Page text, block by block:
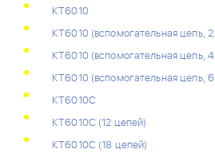
КТ6010
КТ6010 (вспомогательная цепь,
КТ6010 (вспомогательная цепь,
КТ6010 (вспомогательная цепь,
КТ6010C
КТ6010С (12 цепей)
КТ6010С (18 цепей)